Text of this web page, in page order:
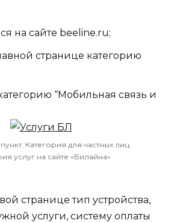
на сайте beeline.ru;
странице категорию
“Мобильная связь и
Категория для частных лиц.
услуг на сайте «Билайна»
странице тип устройства,
услуги, систему оплаты